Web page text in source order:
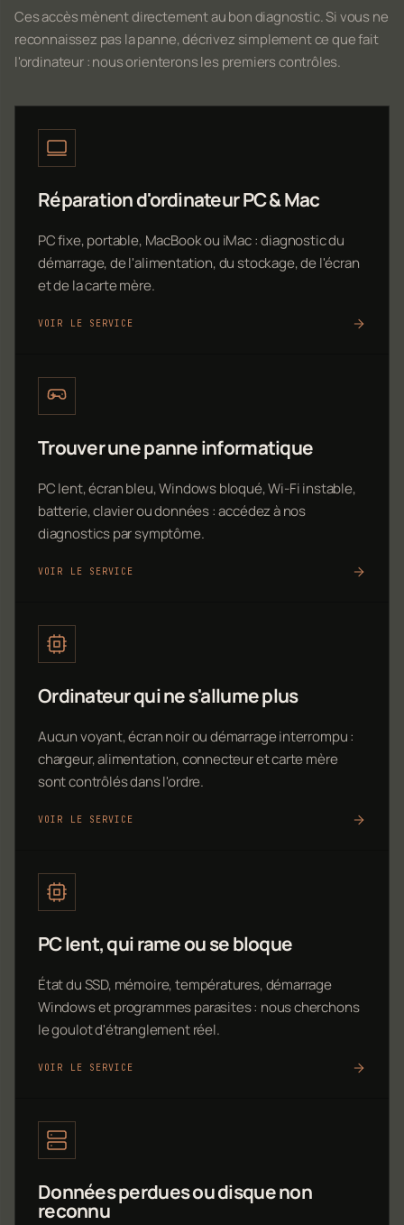
Ces accès mènent directement au bon diagnostic. Si vous ne
reconnaissez pas la panne, décrivez simplement ce que fait
l'ordinateur : nous orienterons les premiers contrôles.
Réparation d'ordinateur PC & Mac
PC fixe, portable, MacBook ou iMac : diagnostic du
démarrage, de l'alimentation, du stockage, de l'écran
et de la carte mère.
VOIR LE SERVICE
Trouver une panne informatique
PC lent, écran bleu, Windows bloqué, Wi-Fi instable,
batterie, clavier ou données : accédez à nos
diagnostics par symptôme.
VOIR LE SERVICE
Ordinateur qui ne s'allume plus
Aucun voyant, écran noir ou démarrage interrompu :
chargeur, alimentation, connecteur et carte mère
sont contrôlés dans l'ordre.
VOIR LE SERVICE
PC lent, qui rame ou se bloque
État du SSD, mémoire, températures, démarrage
Windows et programmes parasites : nous cherchons
le goulot d'étranglement réel.
VOIR LE SERVICE
Données perdues ou disque non
reconnu